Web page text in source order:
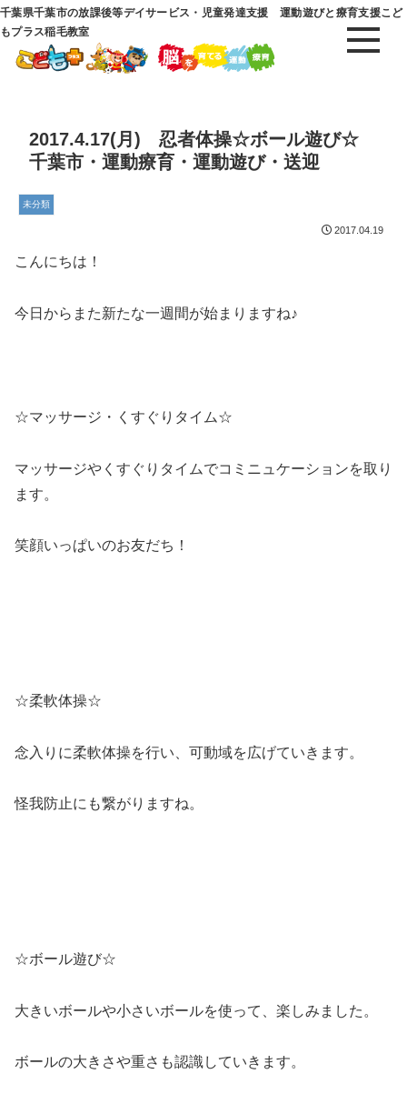
千葉県千葉市の放課後等デイサービス・児童発達支援 運動遊びと療育支援こど
もプラス稲毛教室
2017.4.17(月) 忍者体操☆ボール遊び☆
千葉市・運動療育・運動遊び・送迎
未分類
2017.04.19
こんにちは！
今日からまた新たな一週間が始まりますね♪
☆マッサージ・くすぐりタイム☆
マッサージやくすぐりタイムでコミニュケーションを取り
ます。
笑顔いっぱいのお友だち！
☆柔軟体操☆
念入りに柔軟体操を行い、可動域を広げていきます。
怪我防止にも繋がりますね。
☆ボール遊び☆
大きいボールや小さいボールを使って、楽しみました。
ボールの大きさや重さも認識していきます。